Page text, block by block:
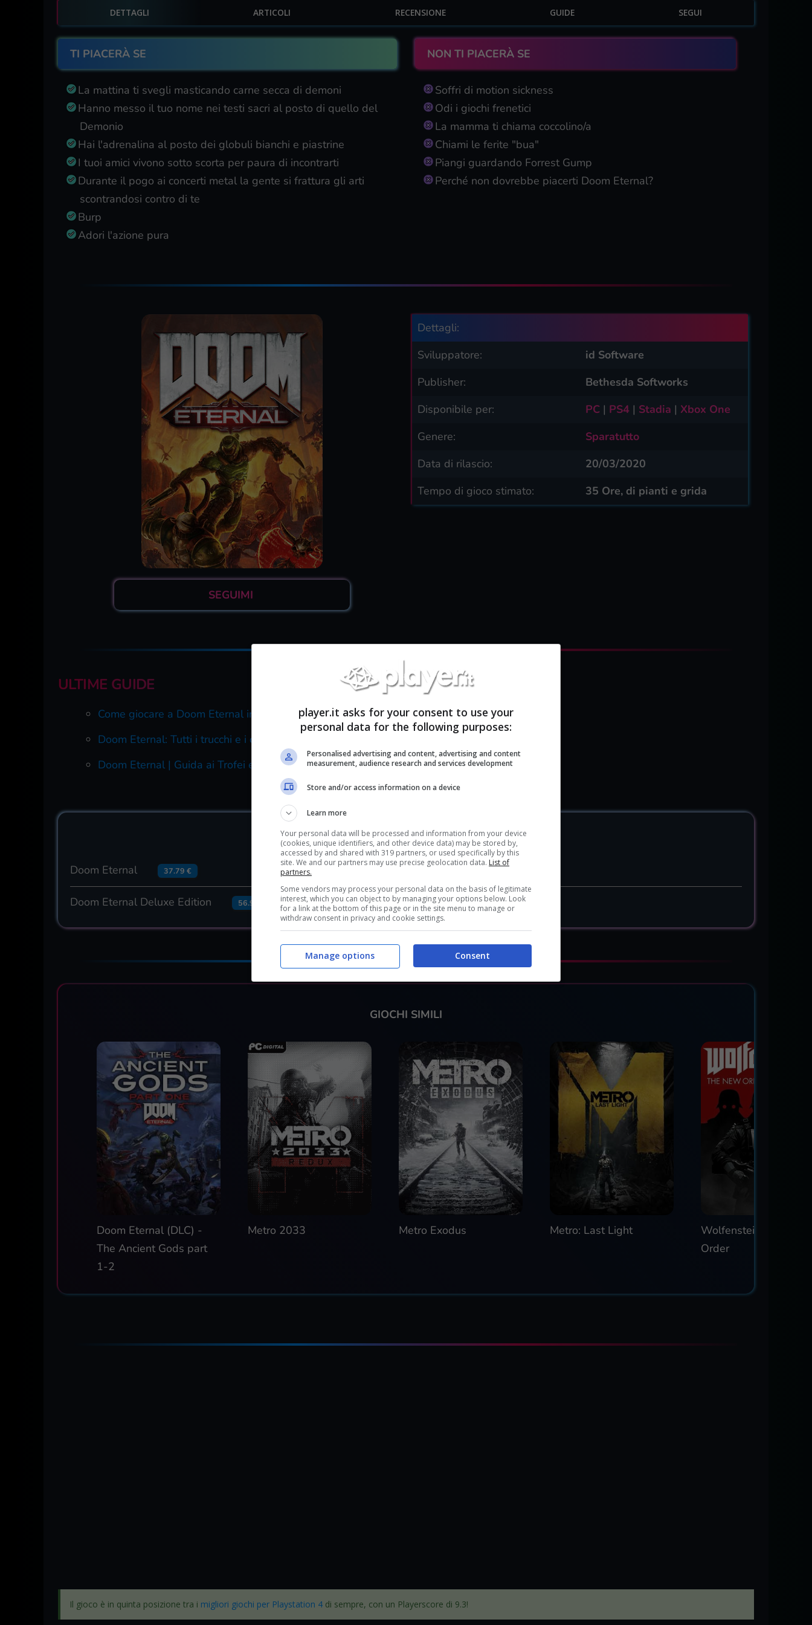
DETTAGLI ARTICOLI RECENSIONE GUIDE SEGUI
TI PIACERÀ SE
La mattina ti svegli masticando carne secca di demoni
Hanno messo il tuo nome nei testi sacri al posto di quello del
Demonio
Hai l'adrenalina al posto dei globuli bianchi e piastrine
I tuoi amici vivono sotto scorta per paura di incontrarti
Durante il pogo ai concerti metal la gente si frattura gli arti
scontrandosi contro di te
Burp
Adori l'azione pura
NON TI PIACERÀ SE
Soffri di motion sickness
Odi i giochi frenetici
La mamma ti chiama coccolino/a
Chiami le ferite "bua"
Piangi guardando Forrest Gump
Perché non dovrebbe piacerti Doom Eternal?
SEGUIMI
Dettagli:
Sviluppatore:
id Software
Publisher:
Bethesda Softworks
Disponibile per:
PC| PS4| Stadia | Xbox One
Genere:
Sparatutto
Data di rilascio:
20/03/2020
Tempo di gioco stimato:
35 Ore, di pianti e grida
ULTIME GUIDE
Come giocare a Doom Eternal in terza persona
Doom Eternal: Tutti i trucchi e i codici da inserire
Doom Eternal | Guida ai Trofei e Obiettivi
DOVE ACQUISTARLO?
Doom Eternal 37.79 €
Doom Eternal Deluxe Edition 56.99 €
GIOCHI SIMILI
Doom Eternal (DLC) -
The Ancient Gods part
1-2
Metro 2033 Metro Exodus Metro: Last Light
Wolfenstein: The New
Order
Il gioco è in quinta posizione tra i migliori giochi per Playstation 4 di sempre, con un Playerscore di 9.3!
player.it asks for your consent to use your
personal data for the following purposes:
Personalised advertising and content, advertising and content
measurement, audience research and services development
Store and/or access information on a device
Learn more
Your personal data will be processed and information from your device
(cookies, unique identifiers, and other device data) may be stored by,
accessed by and shared with 319 partners, or used specifically by this
site. We and our partners may use precise geolocation data. List of
partners.
Some vendors may process your personal data on the basis of legitimate
interest, which you can object to by managing your options below. Look
for a link at the bottom of this page or in the site menu to manage or
withdraw consent in privacy and cookie settings.
Consent
Manage options